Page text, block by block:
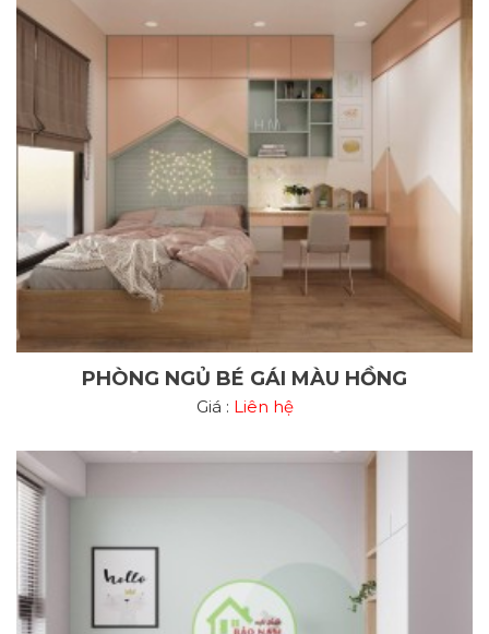
PHÒNG NGỦ BÉ GÁI MÀU HỒNG
Giá : Liên hệ